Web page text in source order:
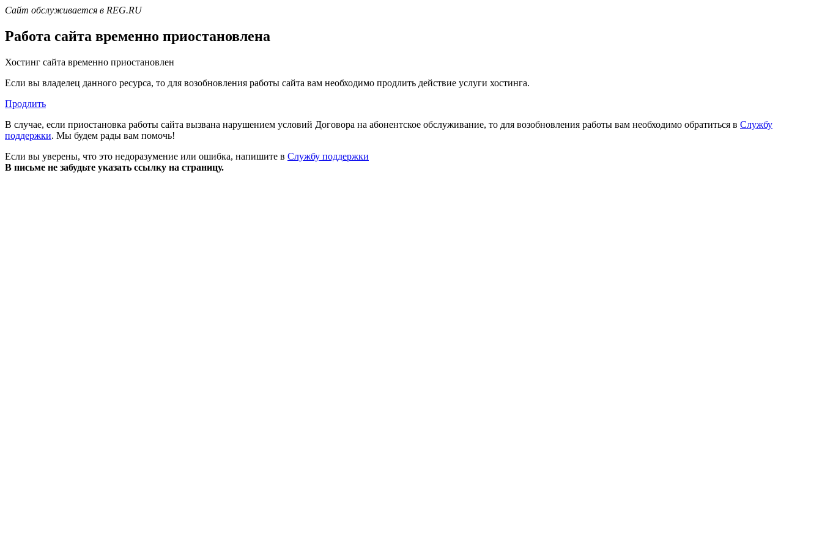
Сайт обслуживается в REG.RU
Работа сайта временно приостановлена
Хостинг сайта временно приостановлен
Если вы владелец данного ресурса, то для возобновления работы сайта вам необходимо продлить действие услуги хостинга.
Продлить
В случае, если приостановка работы сайта вызвана нарушением условий Договора на абонентское обслуживание, то для возобновления работы вам необходимо обратиться в Службу
поддержки. Мы будем рады вам помочь!
Если вы уверены, что это недоразумение или ошибка, напишите в Службу поддержки
В письме не забудьте указать ссылку на страницу.